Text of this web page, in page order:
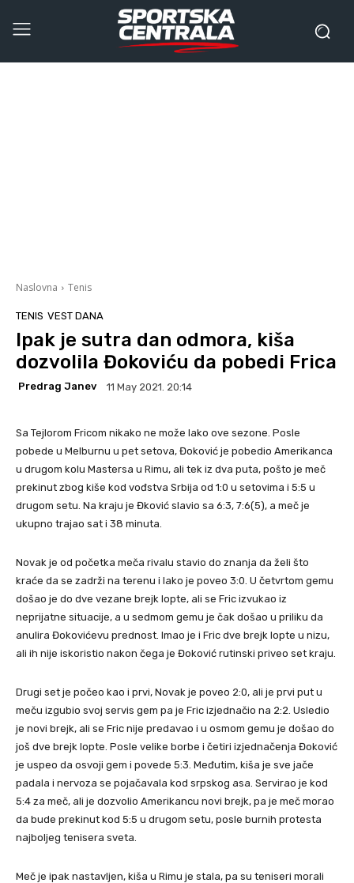
Naslovna Tenis
TENIS VEST DANA
Ipak je sutra dan odmora, kiša
dozvolila Đokoviću da pobedi Frica
Predrag Janev 11 May 2021. 20:14
Sa Tejlorom Fricom nikako ne može lako ove sezone. Posle
pobede u Melburnu u pet setova, Đoković je pobedio Amerikanca
u drugom kolu Mastersa u Rimu, ali tek iz dva puta, pošto je meč
prekinut zbog kiše kod vođstva Srbija od 1:0 u setovima i 5:5 u
drugom setu. Na kraju je Đković slavio sa 6:3, 7:6(5), a meč je
ukupno trajao sat i 38 minuta.
Novak je od početka meča rivalu stavio do znanja da želi što
kraće da se zadrži na terenu i lako je poveo 3:0. U četvrtom gemu
došao je do dve vezane brejk lopte, ali se Fric izvukao iz
neprijatne situacije, a u sedmom gemu je čak došao u priliku da
anulira Đokovićevu prednost. Imao je i Fric dve brejk lopte u nizu,
ali ih nije iskoristio nakon čega je Đoković rutinski priveo set kraju.
Drugi set je počeo kao i prvi, Novak je poveo 2:0, ali je prvi put u
meču izgubio svoj servis gem pa je Fric izjednačio na 2:2. Usledio
je novi brejk, ali se Fric nije predavao i u osmom gemu je došao do
još dve brejk lopte. Posle velike borbe i četiri izjednačenja Đoković
je uspeo da osvoji gem i povede 5:3. Međutim, kiša je sve jače
padala i nervoza se pojačavala kod srpskog asa. Servirao je kod
5:4 za meč, ali je dozvolio Amerikancu novi brejk, pa je meč morao
da bude prekinut kod 5:5 u drugom setu, posle burnih protesta
najboljeg tenisera sveta.
Meč je ipak nastavljen, kiša u Rimu je stala, pa su teniseri morali